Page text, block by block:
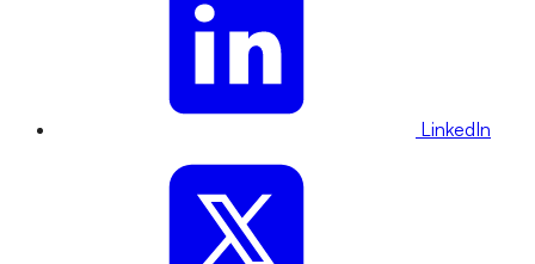
LinkedIn